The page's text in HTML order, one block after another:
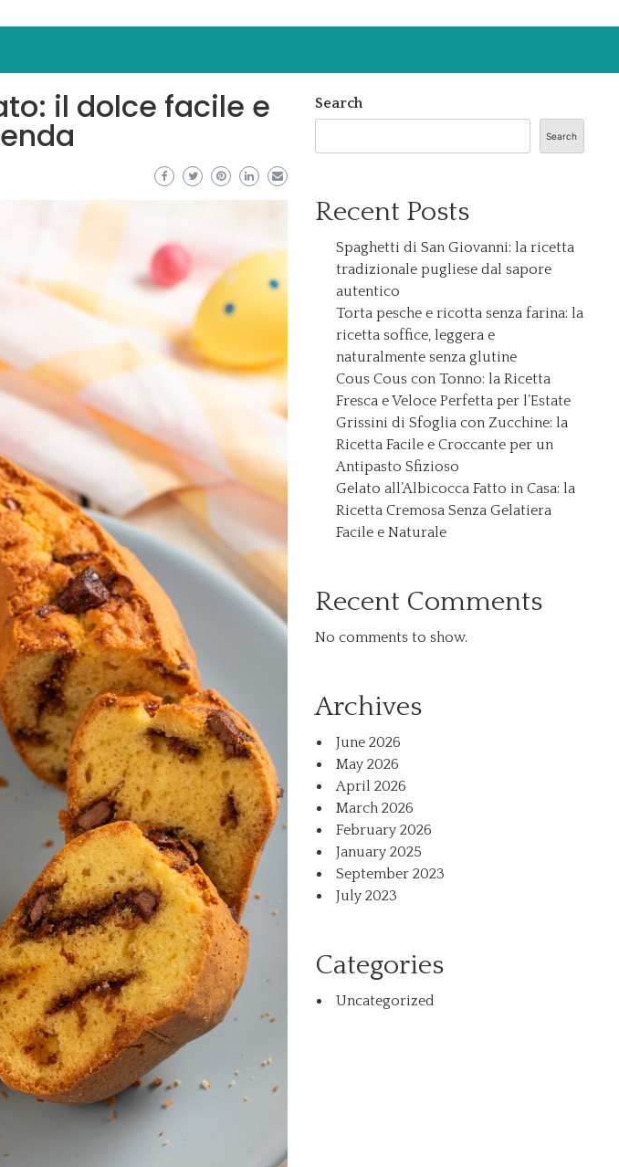
il dolce facile e Search
Search
Recent Posts
Spaghetti di San Giovanni: la ricetta
tradizionale pugliese dal sapore
autentico
Torta pesche e ricotta senza farina: la
ricetta soffice, leggera e
naturalmente senza glutine
Cous Cous con Tonno: la Ricetta
Fresca e Veloce Perfetta per l’Estate
Grissini di Sfoglia con Zucchine: la
Ricetta Facile e Croccante per un
Antipasto Sfizioso
Gelato all’Albicocca Fatto in Casa: la
Ricetta Cremosa Senza Gelatiera
Facile e Naturale
Recent Comments
No comments to show.
Archives
June 2026
May 2026
April 2026
March 2026
February 2026
January 2025
September 2023
July 2023
Categories
Uncategorized